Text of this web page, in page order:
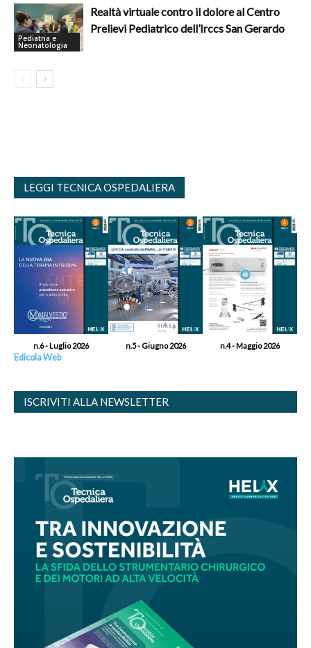
Pediatria e
Neonatologia
Realtà virtuale contro il dolore al Centro
Prelievi Pediatrico dell’Irccs San Gerardo
LEGGI TECNICA OSPEDALIERA
n.6 - Luglio 2026 n.5 - Giugno 2026 n.4 - Maggio 2026
Edicola Web
ISCRIVITI ALLA NEWSLETTER